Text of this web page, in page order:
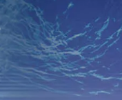
العربية
简体中文
English